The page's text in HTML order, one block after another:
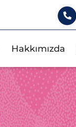
Hakkımızda